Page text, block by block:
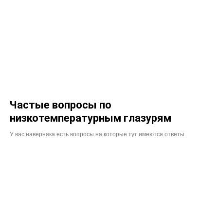
Частые вопросы по
низкотемпературным глазурям
У вас наверняка есть вопросы на которые тут имеются ответы.